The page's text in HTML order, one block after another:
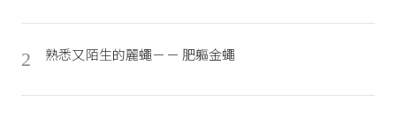
2 熟悉又陌生的麗蠅－－ 肥軀金蠅